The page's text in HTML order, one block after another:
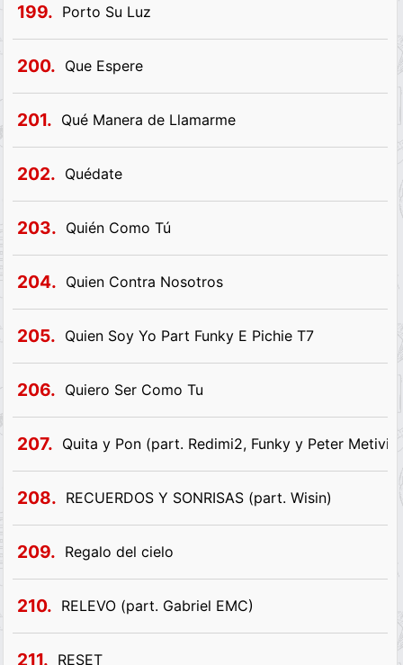
199. Porto Su Luz
200. Que Espere
201. Qué Manera de Llamarme
202. Quédate
203. Quién Como Tú
204. Quien Contra Nosotros
205. Quien Soy Yo Part Funky E Pichie T7
206. Quiero Ser Como Tu
207. Quita y Pon (part. Redimi2, Funky y Peter
208. RECUERDOS Y SONRISAS (part. Wisin)
209. Regalo del cielo
210. RELEVO (part. Gabriel EMC)
211. RESET